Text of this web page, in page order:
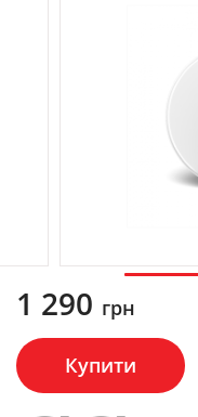
1 290 грн
Купити